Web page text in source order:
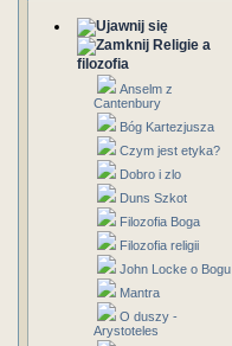
Religie a
filozofia
Anselm z
Cantenbury
Bóg Kartezjusza
Czym jest etyka?
Dobro i zlo
Duns Szkot
Filozofia Boga
Filozofia religii
John Locke o Bogu
Mantra
O duszy -
Arystoteles